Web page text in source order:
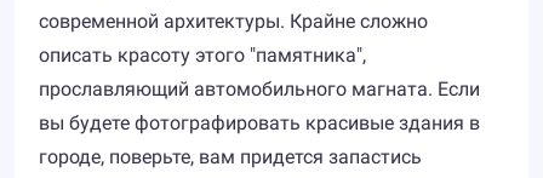
современной архитектуры. Крайне сложно
описать красоту этого "памятника",
прославляющий автомобильного магната. Если
вы будете фотографировать красивые здания в
городе, поверьте, вам придется запастись